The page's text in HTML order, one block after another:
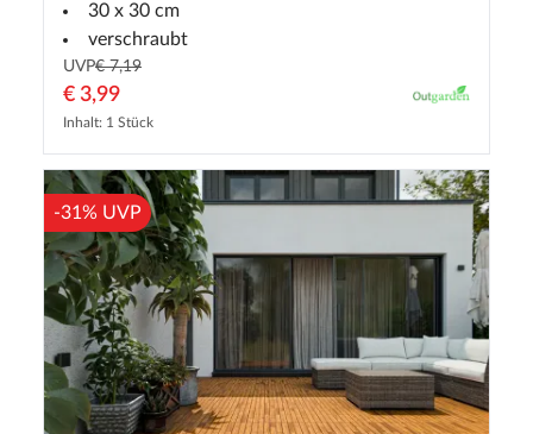
30 x 30 cm
verschraubt
UVP€ 7,19
€ 3,99
Inhalt: 1 Stück
-31% UVP